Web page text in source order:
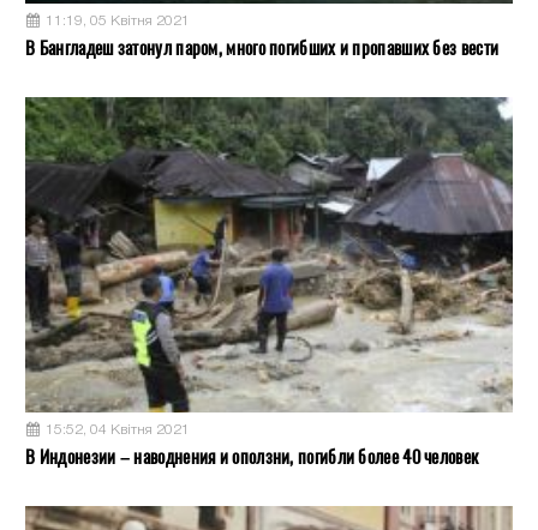
11:19, 05 Квітня 2021
В Бангладеш затонул паром, много погибших и пропавших без вести
15:52, 04 Квітня 2021
В Индонезии – наводнения и оползни, погибли более 40 человек